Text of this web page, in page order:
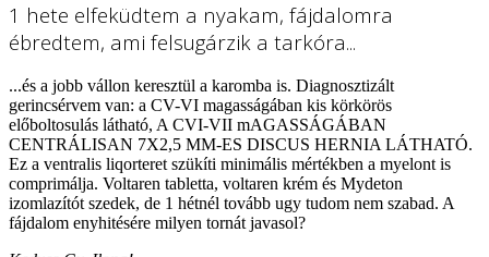
1 hete elfeküdtem a nyakam, fájdalomra
ébredtem, ami felsugárzik a tarkóra...
...és a jobb vállon keresztül a karomba is. Diagnosztizált
gerincsérvem van: a CV-VI magasságában kis körkörös
előboltosulás látható, A CVI-VII mAGASSÁGÁBAN
CENTRÁLISAN 7X2,5 MM-ES DISCUS HERNIA LÁTHATÓ.
Ez a ventralis liqorteret szükíti minimális mértékben a myelont is
comprimálja. Voltaren tabletta, voltaren krém és Mydeton
izomlazítót szedek, de 1 hétnél tovább ugy tudom nem szabad. A
fájdalom enyhitésére milyen tornát javasol?